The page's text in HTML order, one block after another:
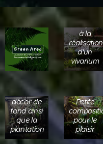
Nos
à la
réalisation
d'un
vivarium
Un petit
terrarium
tropical
réalisé le
décor de
fond ainsi
que la
plantation
Petite
pour le
plaisir